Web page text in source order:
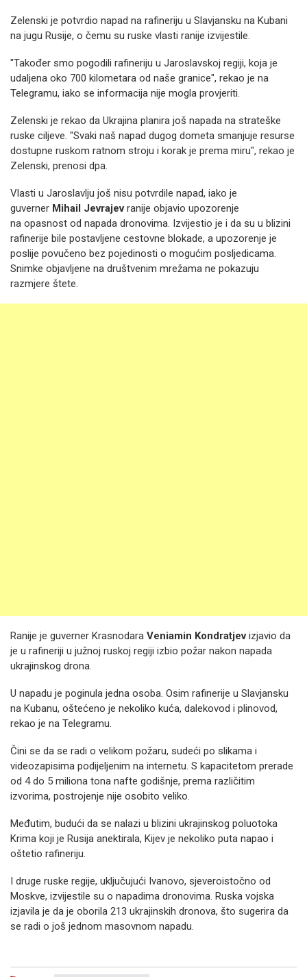
Zelenski je potvrdio napad na rafineriju u Slavjansku na Kubani
na jugu Rusije, o čemu su ruske vlasti ranije izvijestile.
"Također smo pogodili rafineriju u Jaroslavskoj regiji, koja je
udaljena oko 700 kilometara od naše granice", rekao je na
Telegramu, iako se informacija nije mogla provjeriti.
Zelenski je rekao da Ukrajina planira još napada na strateške
ruske ciljeve. "Svaki naš napad dugog dometa smanjuje resurse
dostupne ruskom ratnom stroju i korak je prema miru", rekao je
Zelenski, prenosi dpa.
Vlasti u Jaroslavlju još nisu potvrdile napad, iako je
guverner Mihail Jevrajevranije objavio upozorenje
na opasnost od napada dronovima. Izvijestio je i da su u blizini
rafinerije bile postavljene cestovne blokade, a upozorenje je
poslije povučeno bez pojedinosti o mogućim posljedicama.
Snimke objavljene na društvenim mrežama ne pokazuju
razmjere štete.
Ranije je guverner Krasnodara Veniamin Kondratjevizjavio da
je u rafineriji u južnoj ruskoj regiji izbio požar nakon napada
ukrajinskog drona.
U napadu je poginula jedna osoba. Osim rafinerije u Slavjansku
na Kubanu, oštećeno je nekoliko kuća, dalekovod i plinovod,
rekao je na Telegramu.
Čini se da se radi o velikom požaru, sudeći po slikama i
videozapisima podijeljenim na internetu. S kapacitetom prerade
od 4 do 5 miliona tona nafte godišnje, prema različitim
izvorima, postrojenje nije osobito veliko.
Međutim, budući da se nalazi u blizini ukrajinskog poluotoka
Krima koji je Rusija anektirala, Kijev je nekoliko puta napao i
oštetio rafineriju.
I druge ruske regije, uključujući Ivanovo, sjeveroistočno od
Moskve, izvijestile su o napadima dronovima. Ruska vojska
izjavila je da je oborila 213 ukrajinskih dronova, što sugerira da
se radi o još jednom masovnom napadu.